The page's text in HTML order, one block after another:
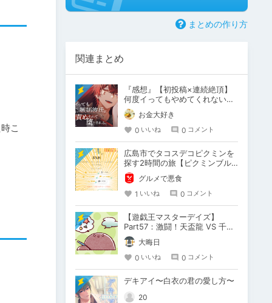
こ
まとめの作り方
関連まとめ
『感想』【初投稿×連続絶頂】
何度イってもやめてくれない嫉
妬彼氏に激責めされて堕とされ
る。お金大好き
0 いいね 0 コメント
広島市でタコスデコピクミンを
探す2時間の旅【ピクミンブル
ーム / Pikmin Bloom】
グルメで悪食
1 いいね 0 コメント
【遊戯王マスターデイズ】
Part57：激闘！天盃龍 VS 千年
D【架空デュエル】
大晦日
0 いいね 0 コメント
デキアイ〜白衣の君の愛し方〜
20